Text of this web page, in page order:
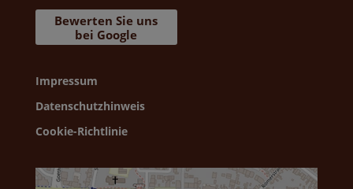
Bewerten Sie uns
bei Google
Impressum
Datenschutzhinweis
Cookie-Richtlinie